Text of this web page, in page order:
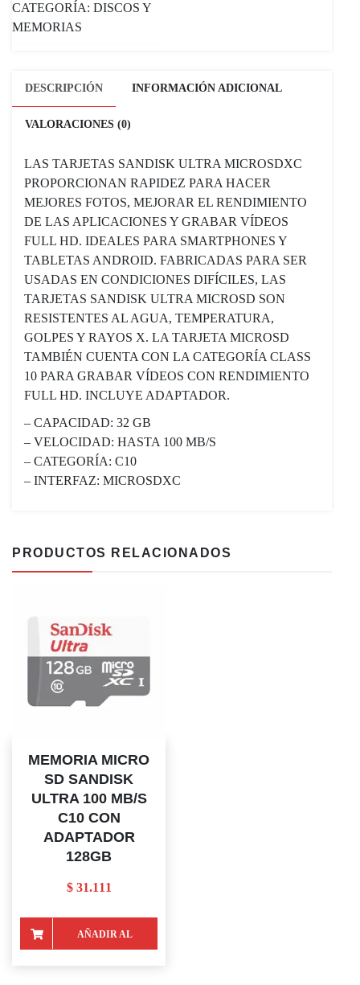
100
MB/S
ADAPTADOR
32GB
CANTIDAD
CATEGORÍA: DISCOS Y
MEMORIAS
DESCRIPCIÓN INFORMACIÓN ADICIONAL
VALORACIONES (0)
LAS TARJETAS SANDISK ULTRA MICROSDXC
PROPORCIONAN RAPIDEZ PARA HACER
MEJORES FOTOS, MEJORAR EL RENDIMIENTO
DE LAS APLICACIONES Y GRABAR VÍDEOS
FULL HD. IDEALES PARA SMARTPHONES Y
TABLETAS ANDROID. FABRICADAS PARA SER
USADAS EN CONDICIONES DIFÍCILES, LAS
TARJETAS SANDISK ULTRA MICROSD SON
RESISTENTES AL AGUA, TEMPERATURA,
GOLPES Y RAYOS X. LA TARJETA MICROSD
TAMBIÉN CUENTA CON LA CATEGORÍA CLASS
10 PARA GRABAR VÍDEOS CON RENDIMIENTO
FULL HD. INCLUYE ADAPTADOR.
– CAPACIDAD: 32 GB
– VELOCIDAD: HASTA 100 MB/S
– CATEGORÍA: C10
– INTERFAZ: MICROSDXC
PRODUCTOS RELACIONADOS
MEMORIA MICRO
SD SANDISK
ULTRA 100 MB/S
C10 CON
ADAPTADOR
128GB
$31.111
AÑADIR AL